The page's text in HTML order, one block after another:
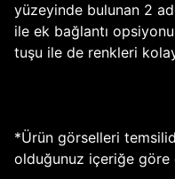
yüzeyinde bulunan 2
ile ek bağlantı
tuşu ile de renkleri
*Ürün görselleri
olduğunuz içeriğe